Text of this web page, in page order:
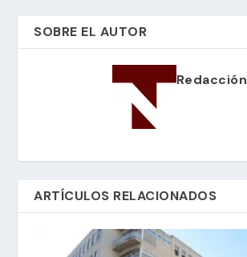
SOBRE EL AUTOR
Redacción
ARTÍCULOS RELACIONADOS